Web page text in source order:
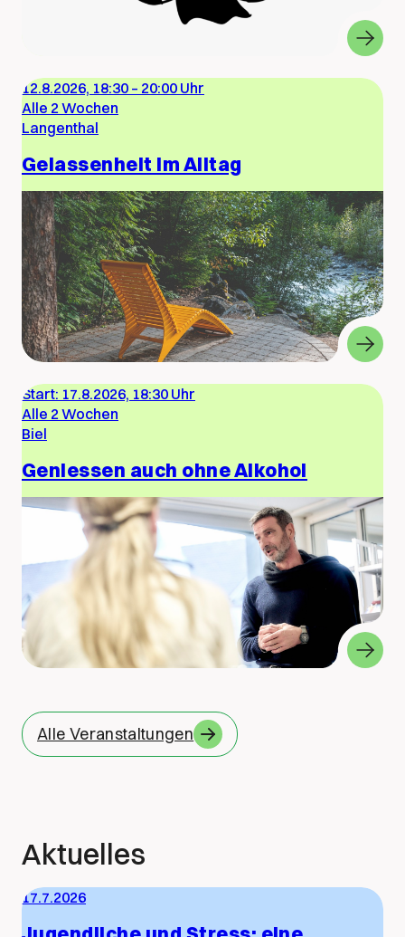
12.8.2026, 18:30 – 20:00 Uhr
Alle 2 Wochen
Langenthal
Gelassenheit im Alltag
Start: 17.8.2026, 18:30 Uhr
Alle 2 Wochen
Biel
Geniessen auch ohne Alkohol
Alle Veranstaltungen
Aktuelles
17.7.2026